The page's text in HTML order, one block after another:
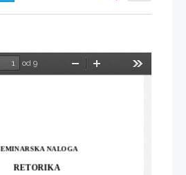
od 9
Pomanjšaj
NALOGA
RETORIKA